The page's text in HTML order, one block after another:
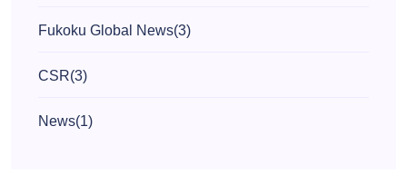
Fukoku Global News(3)
CSR(3)
News(1)